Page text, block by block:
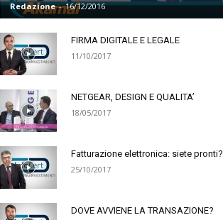
Redazione - 16/12/2016
FIRMA DIGITALE E LEGALE
11/10/2017
NETGEAR, DESIGN E QUALITA’
18/05/2017
Fatturazione elettronica: siete pronti?
25/10/2017
DOVE AVVIENE LA TRANSAZIONE?